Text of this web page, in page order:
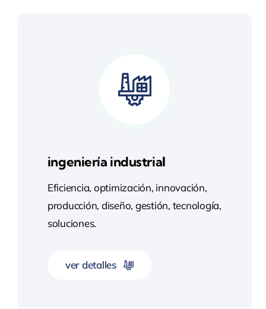
ingeniería industrial
Eficiencia, optimización, innovación,
producción, diseño, gestión, tecnología,
soluciones.
ver detalles
Inicio
Áreas de